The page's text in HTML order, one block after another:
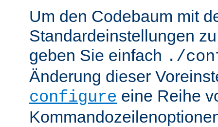
Um den Codebaum mit
Standardeinstellungen
geben Sie einfach ./
Änderung dieser
configure eine Reihe